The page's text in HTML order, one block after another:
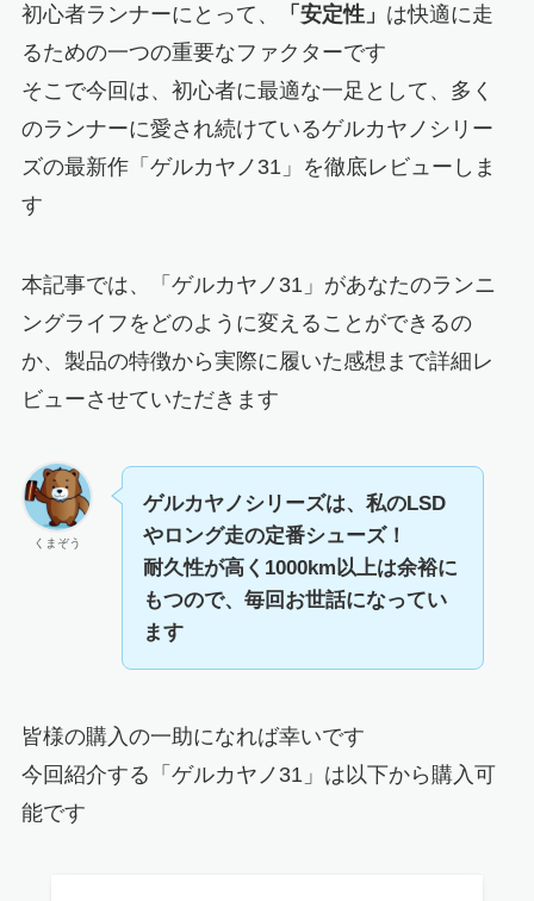
初心者ランナーにとって、 「安定性」 は快適に走
るための一つの重要なファクターです
そこで今回は、初心者に最適な一足として、多く
のランナーに愛され続けているゲルカヤノシリー
ズの最新作「ゲルカヤノ31」を徹底レビューしま
す
本記事では、
「ゲルカヤノ31」があなたのランニ
ングライフをどのように変えることができるの
か、 製品の特徴から実際に履いた感想まで詳細レ
ビューさせていただきます
くまぞう
ゲルカヤノシリーズは、私のLSD
やロング走の定番シューズ！
耐久性が高く1000km以上は余裕に
もつので、毎回お世話になってい
ます
皆様の購入の一助になれば幸いです
今回紹介する「 ゲルカヤノ31」は以下から購入可
能です